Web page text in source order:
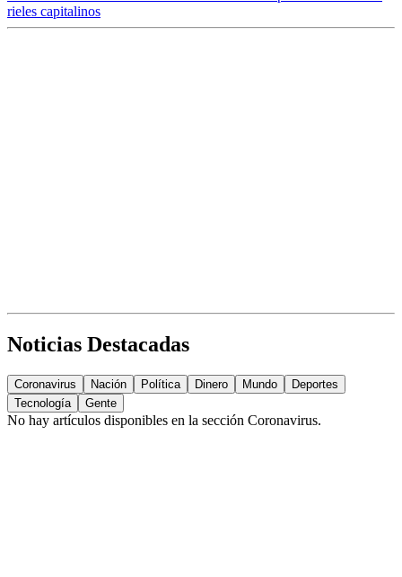
rieles capitalinos
Noticias Destacadas
Coronavirus Nación Política Dinero Mundo
Deportes
Tecnología
Gente
No hay artículos disponibles en la sección Coronavirus.